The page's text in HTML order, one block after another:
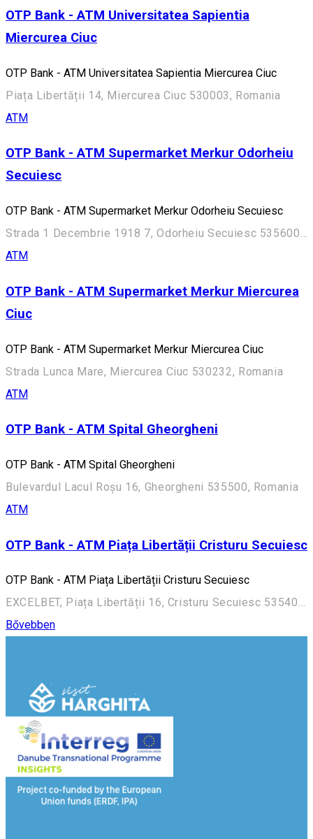
OTP Bank - ATM Universitatea Sapientia
Miercurea Ciuc
OTP Bank - ATM Universitatea Sapientia Miercurea Ciuc
Piața Libertății 14, Miercurea Ciuc 530003, Romania
ATM
OTP Bank - ATM Supermarket Merkur Odorheiu
Secuiesc
OTP Bank - ATM Supermarket Merkur Odorheiu Secuiesc
Strada 1 Decembrie 1918 7, Odorheiu Secuiesc 535600, Romania
ATM
OTP Bank - ATM Supermarket Merkur Miercurea
Ciuc
OTP Bank - ATM Supermarket Merkur Miercurea Ciuc
Strada Lunca Mare, Miercurea Ciuc 530232, Romania
ATM
OTP Bank - ATM Spital Gheorgheni
OTP Bank - ATM Spital Gheorgheni
Bulevardul Lacul Roșu 16, Gheorgheni 535500, Romania
ATM
OTP Bank - ATM Piața Libertății Cristuru Secuiesc
OTP Bank - ATM Piața Libertății Cristuru Secuiesc
EXCELBET, Piața Libertății 16, Cristuru Secuiesc 535400, Romania
Bővebben